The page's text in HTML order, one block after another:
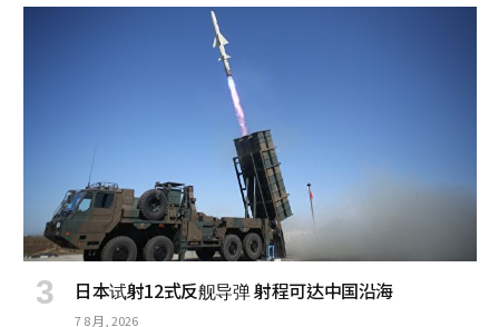
日本试射12式反舰导弹 射程可达中国沿海
7 8 月, 2026